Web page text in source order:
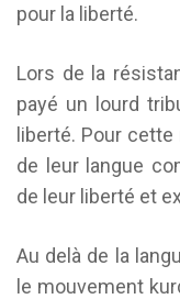
pour la liberté.
Lors de la
payé un lourd
liberté. Pour cette
de leur langue
de leur liberté et
Au delà de la
le mouvement